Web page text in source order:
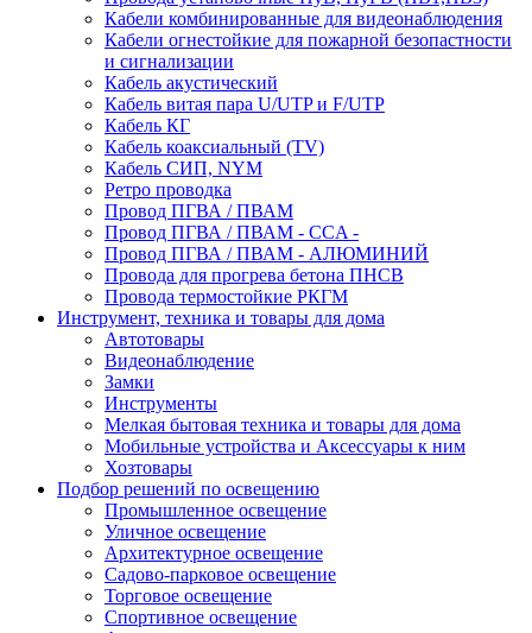
Кабели комбинированные для видеонаблюдения
Кабели огнестойкие для пожарной безопастности
и сигнализации
Кабель акустический
Кабель витая пара U/UTP и F/UTP
Кабель КГ
Кабель коаксиальный (TV)
Кабель СИП, NYM
Ретро проводка
Провод ПГВА / ПВАМ
Провод ПГВА / ПВАМ - CCA -
Провод ПГВА / ПВАМ - АЛЮМИНИЙ
Провода для прогрева бетона ПНСВ
Провода термостойкие РКГМ
Инструмент, техника и товары для дома
Автотовары
Видеонаблюдение
Замки
Инструменты
Мелкая бытовая техника и товары для дома
Мобильные устройства и Аксессуары к ним
Хозтовары
Подбор решений по освещению
Промышленное освещение
Уличное освещение
Архитектурное освещение
Садово-парковое освещение
Торговое освещение
Спортивное освещение